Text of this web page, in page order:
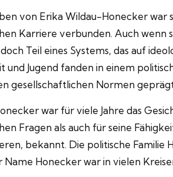
von Erika Wildau-Honecker
Karriere verbunden. Auch wenn
Teil eines Systems, das auf
und Jugend fanden in einem
gesellschaftlichen Normen
war für viele Jahre das
Fragen als auch für seine
bekannt. Die politische Familie
Name Honecker war in vielen